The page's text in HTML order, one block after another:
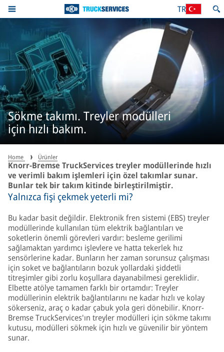
TR
Sökme takımı. Treyler modülleri
için hızlı bakım.
Home Ürünler
Knorr-Bremse TruckServices treyler modüllerinde hızlı
ve verimli bakım işlemleri için özel takımlar sunar.
Bunlar tek bir takım kitinde birleştirilmiştir.
Yalnızca fişi çekmek yeterli mi?
Bu kadar basit değildir. Elektronik fren sistemi (EBS) treyler
modüllerinde kullanılan tüm elektrik bağlantıları ve
soketlerin önemli görevleri vardır: besleme gerilimi
sağlamaktan yardımcı işlevlere ve hatta tekerlek hız
sensörlerine kadar. Bunların her zaman sorunsuz çalışması
için soket ve bağlantıların bozuk yollardaki şiddetli
titreşimler gibi zorlu koşullara dayanabilmesi gereklidir.
Elbette atölye tamamen farklı bir ortamdır: Treyler
modüllerinin elektrik bağlantılarını ne kadar hızlı ve kolay
sökerseniz, araç o kadar çabuk yola geri dönebilir. Knorr-
Bremse TruckServices'ın treyler modülleri için sökme takımı
kutusu, modülleri sökmek için hızlı ve güvenilir bir yöntem
sunar.